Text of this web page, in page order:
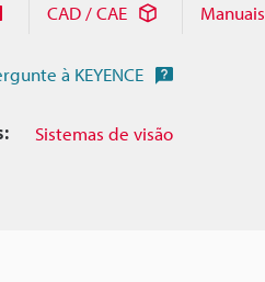
CAD / CAE Manuais
à KEYENCE
Sistemas de visão